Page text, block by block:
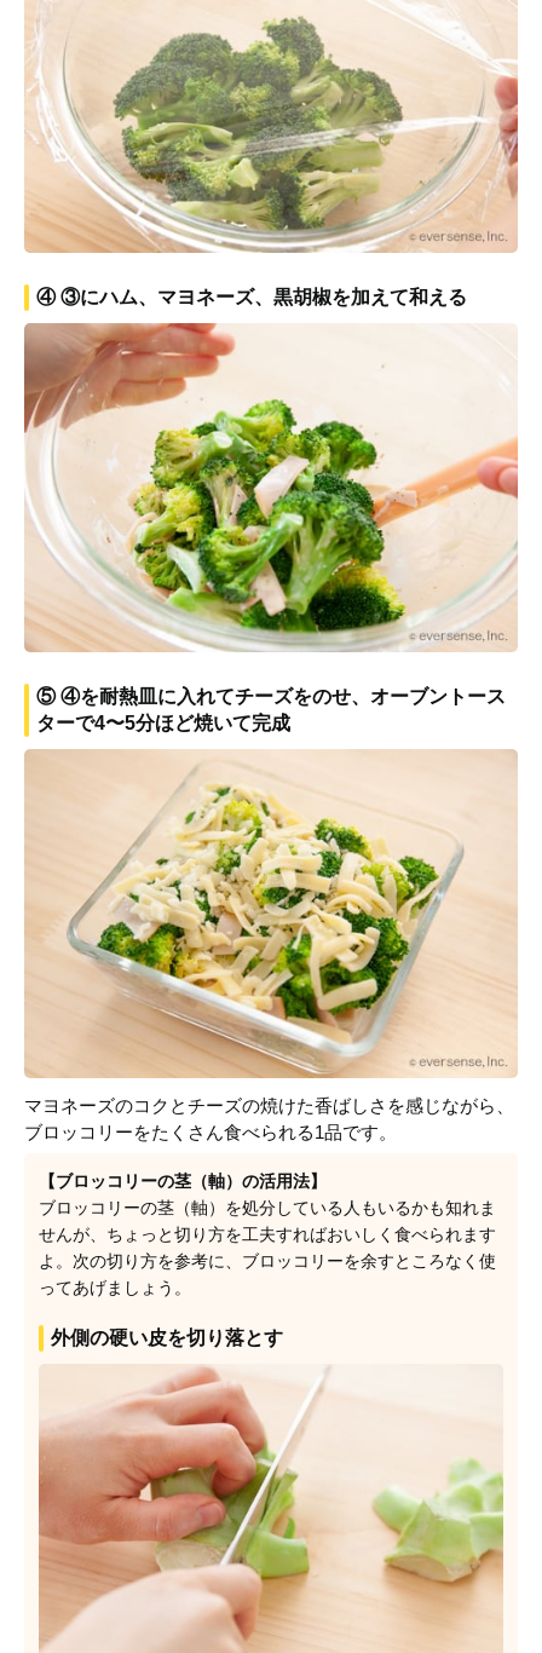
④ ③にハム、マヨネーズ、黒胡椒を加えて和える
⑤ ④を耐熱皿に入れてチーズをのせ、オーブントース
ターで4〜5分ほど焼いて完成
マヨネーズのコクとチーズの焼けた香ばしさを感じながら、
ブロッコリーをたくさん食べられる1品です。
【ブロッコリーの茎（軸）の活用法】
ブロッコリーの茎（軸）を処分している人もいるかも知れま
せんが、ちょっと切り方を工夫すればおいしく食べられます
よ。次の切り方を参考に、ブロッコリーを余すところなく使
ってあげましょう。
外側の硬い皮を切り落とす